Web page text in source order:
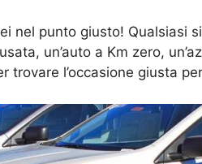
nel punto giusto! Qualsiasi
un’auto a Km zero,
trovare l’occasione giusta